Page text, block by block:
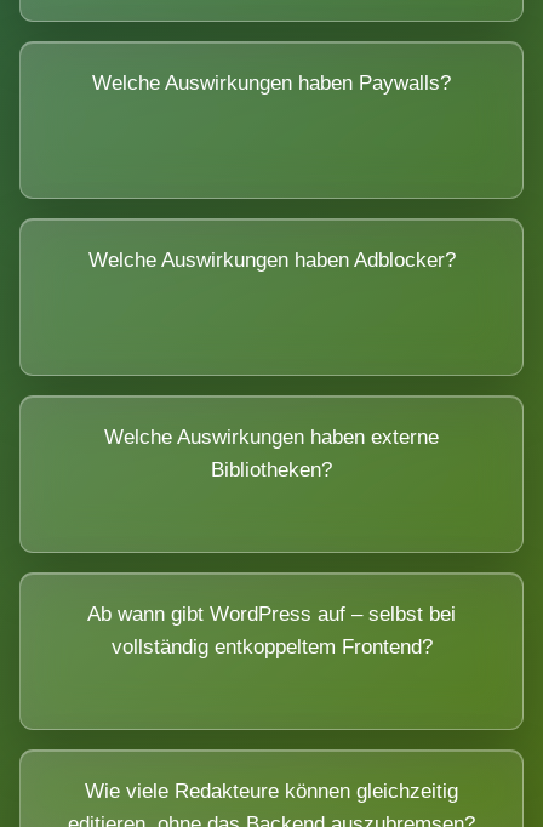
Welche Auswirkungen haben Paywalls?
Welche Auswirkungen haben Adblocker?
Welche Auswirkungen haben externe
Bibliotheken?
Ab wann gibt WordPress auf – selbst bei
vollständig entkoppeltem Frontend?
Wie viele Redakteure können gleichzeitig